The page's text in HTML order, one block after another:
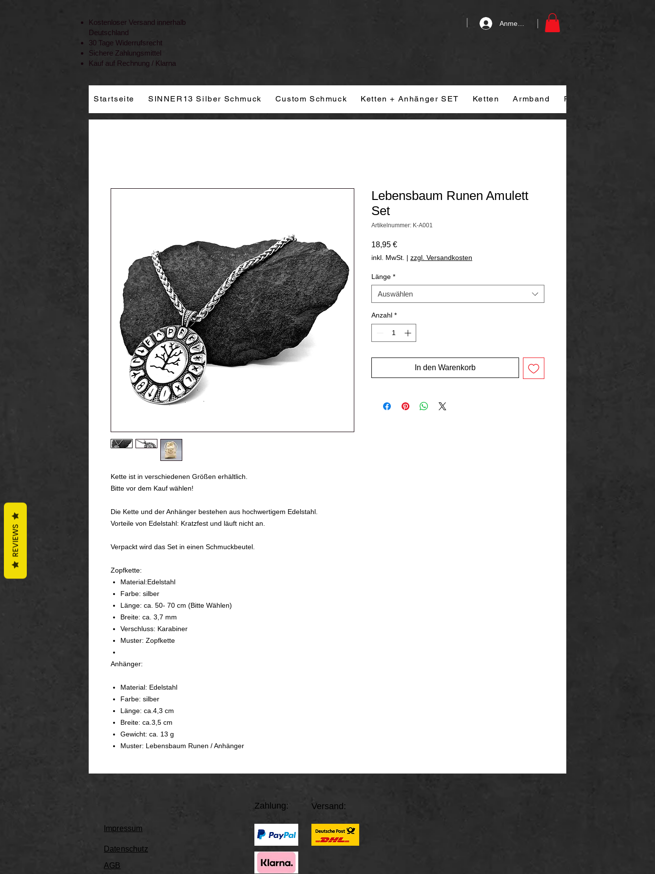
Kostenloser Versand innerhalb
Deutschland
30 Tage Widerrufsrecht
Sichere Zahlungsmittel
Kauf auf Rechnung / Klarna
Anmelden
Startseite SINNER13 Silber Schmuck Custom Schmuck Ketten + Anhänger SET Ketten Armband Ringe
Kette ist in verschiedenen Größen erhältlich.
Bitte vor dem Kauf wählen!
Die Kette und der Anhänger bestehen aus hochwertigem Edelstahl.
Vorteile von Edelstahl: Kratzfest und läuft nicht an.
Verpackt wird das Set in einen Schmuckbeutel.
Zopfkette:
Material:Edelstahl
Farbe: silber
Länge: ca. 50- 70 cm (Bitte Wählen)
Breite: ca. 3,7 mm
Verschluss: Karabiner
Muster: Zopfkette
Anhänger:
Material: Edelstahl
Farbe: silber
Länge: ca.4,3 cm
Breite: ca.3,5 cm
Gewicht: ca. 13 g
Muster: Lebensbaum Runen / Anhänger
Lebensbaum Runen Amulett
Set
Artikelnummer: K-A001
18,95 €Preis
inkl. MwSt. | zzgl. Versandkosten
Länge *
Auswählen
Anzahl *
In den Warenkorb
Zahlung: Versand:
Impressum
Datenschutz
AGB
REVIEWS